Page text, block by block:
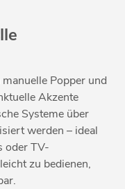
Popper und
Akzente
Systeme über
werden – ideal
oder TV-
zu bedienen,